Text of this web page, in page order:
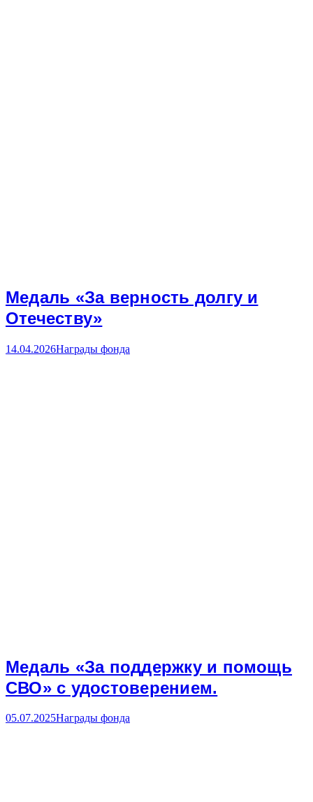
Медаль «За верность долгу и
Отечеству»
14.04.2026Награды фонда
Медаль «За поддержку и помощь
СВО» с удостоверением.
05.07.2025Награды фонда